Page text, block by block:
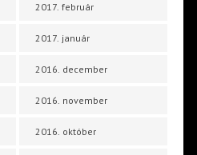
2017. február
2017. január
2016. december
2016. november
2016. október